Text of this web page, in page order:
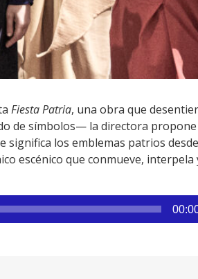
Fiesta Patria, una obra que
de símbolos— la directora
significa los emblemas patrios
escénico que conmueve, interpela